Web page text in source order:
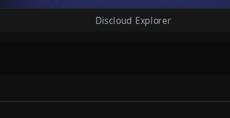
Discloud Explorer